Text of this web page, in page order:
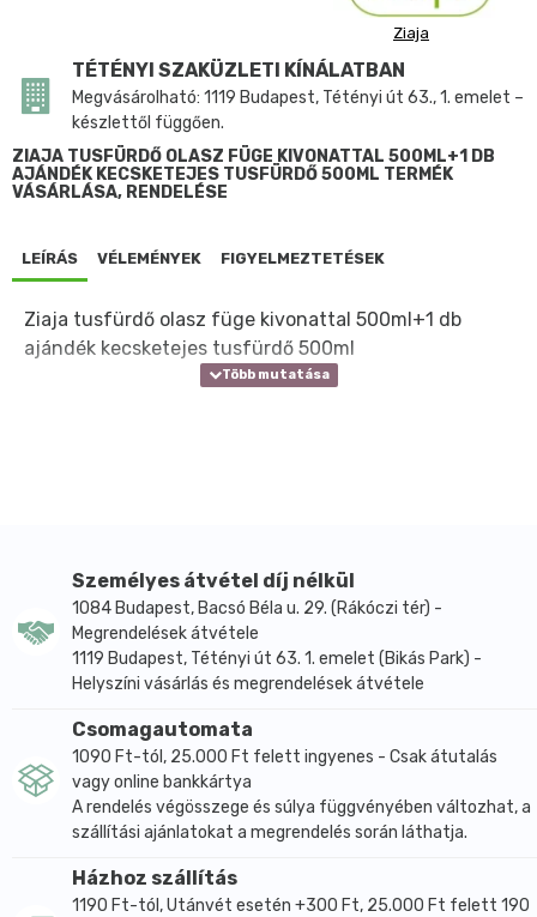
Ziaja
TÉTÉNYI SZAKÜZLETI KÍNÁLATBAN
Megvásárolható: 1119 Budapest, Tétényi út 63., 1. emelet –
készlettől függően.
ZIAJA TUSFÜRDŐ OLASZ FÜGE KIVONATTAL 500ML+1 DB
AJÁNDÉK KECSKETEJES TUSFÜRDŐ 500ML TERMÉK
VÁSÁRLÁSA, RENDELÉSE
LEÍRÁS VÉLEMÉNYEK FIGYELMEZTETÉSEK
Ziaja tusfürdő olasz füge kivonattal 500ml+1 db
ajándék kecsketejes tusfürdő 500ml
Személyes átvétel díj nélkül
1084 Budapest, Bacsó Béla u. 29. (Rákóczi tér) -
Megrendelések átvétele
1119 Budapest, Tétényi út 63. 1. emelet (Bikás Park) -
Helyszíni vásárlás és megrendelések átvétele
Csomagautomata
1090 Ft-tól, 25.000 Ft felett ingyenes - Csak átutalás
vagy online bankkártya
A rendelés végösszege és súlya függvényében változhat, a
szállítási ajánlatokat a megrendelés során láthatja.
Házhoz szállítás
1190 Ft-tól, Utánvét esetén +300 Ft, 25.000 Ft felett 190